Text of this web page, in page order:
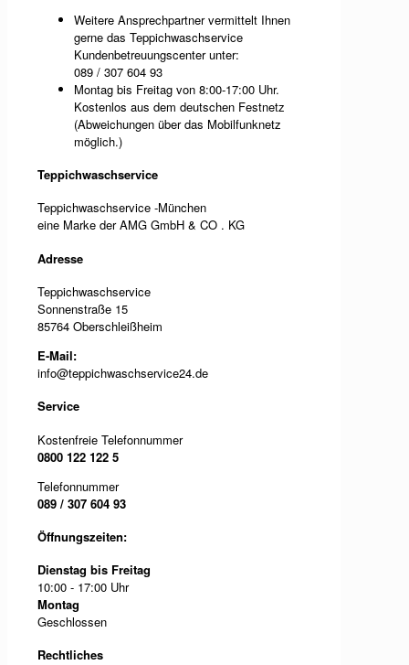
Weitere Ansprechpartner vermittelt Ihnen
gerne das Teppichwaschservice
Kundenbetreuungscenter unter:
089 / 307 604 93
Montag bis Freitag von 8:00-17:00 Uhr.
Kostenlos aus dem deutschen Festnetz
(Abweichungen über das Mobilfunknetz
möglich.)
Teppichwaschservice
Teppichwaschservice -München
eine Marke der AMG GmbH & CO . KG
Adresse
Teppichwaschservice
Sonnenstraße 15
85764 Oberschleißheim
E-Mail:
info@teppichwaschservice24.de
Service
Kostenfreie Telefonnummer
0800 122 122 5
Telefonnummer
089 / 307 604 93
Öffnungszeiten:
Dienstag bis Freitag
10:00 - 17:00 Uhr
Montag
Geschlossen
Rechtliches